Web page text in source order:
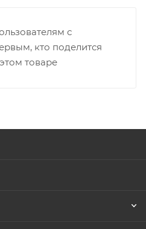
с
кто поделится
товаре